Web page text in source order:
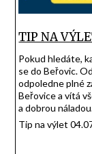
TIP NA
Pokud hledáte,
se do Beřovic.
odpoledne plné
Beřovice a vítá
a dobrou
Tip na výlet